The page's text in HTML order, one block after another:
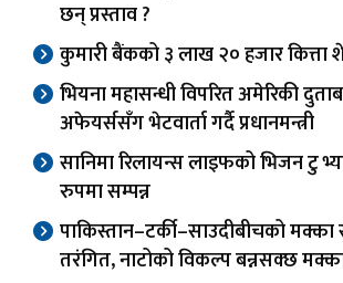
छन् प्रस्ताव ?
कुमारी बैंकको ३ लाख २० हजार कित्ता
भियना महासन्धी विपरित अमेरिकी
अफेयर्ससँग भेटवार्ता गर्दै प्रधानमन्त्री
सानिमा रिलायन्स लाइफको भिजन टु
रुपमा सम्पन्न
पाकिस्तान–टर्की–साउदीबीचको मक्का
तरंगित, नाटोको विकल्प बन्नसक्छ